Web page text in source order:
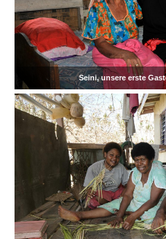
Seini, unsere erste